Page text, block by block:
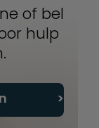
of bel
hulp